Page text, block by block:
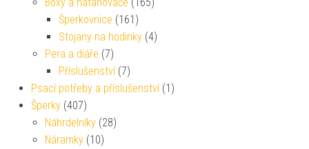
Šperkovnice (161)
Stojany na hodinky (4)
Pera a diáře (7)
Příslušenství (7)
Psací potřeby a příslušenství (1)
Šperky (407)
Náhrdelníky (28)
Náramky (10)